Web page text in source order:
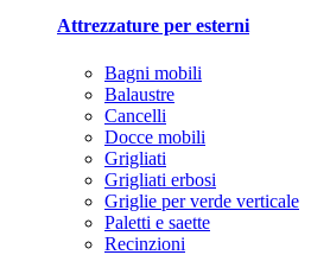
Attrezzature per esterni
Bagni mobili
Balaustre
Cancelli
Docce mobili
Grigliati
Grigliati erbosi
Griglie per verde verticale
Paletti e saette
Recinzioni